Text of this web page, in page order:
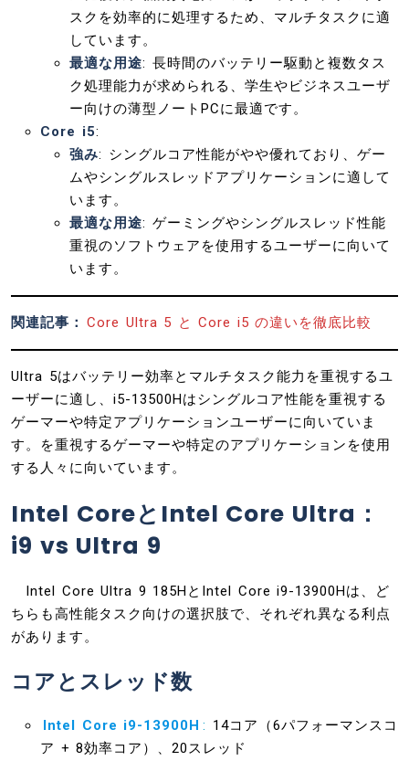
スクを効率的に処理するため、マルチタスクに適
しています。
最適な用途: 長時間のバッテリー駆動と複数タス
ク処理能力が求められる、学生やビジネスユーザ
ー向けの薄型ノートPCに最適です。
Core i5:
強み: シングルコア性能がやや優れており、ゲー
ムやシングルスレッドアプリケーションに適して
います。
最適な用途: ゲーミングやシングルスレッド性能
重視のソフトウェアを使用するユーザーに向いて
います。
関連記事： Core Ultra 5 と Core i5 の違いを徹底比較
Ultra 5はバッテリー効率とマルチタスク能力を重視するユ
ーザーに適し、i5-13500Hはシングルコア性能を重視する
ゲーマーや特定アプリケーションユーザーに向いていま
す。を重視するゲーマーや特定のアプリケーションを使用
する人々に向いています。
Intel CoreとIntel Core Ultra：
i9 vs Ultra 9
Intel Core Ultra 9 185HとIntel Core i9-13900Hは、ど
ちらも高性能タスク向けの選択肢で、それぞれ異なる利点
があります。
コアとスレッド数
Intel Core i9-13900H : 14コア（6パフォーマンスコ
ア + 8効率コア）、20スレッド